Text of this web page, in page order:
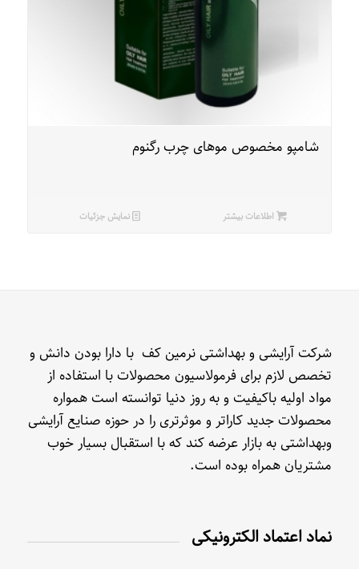
شامپو مخصوص موهای چرب رگنوم
اطلاعات بیشتر نمایش جزئیات
شرکت آرایشی و بهداشتی نرمین کف با دارا بودن دانش و
تخصص لازم برای فرمولاسیون محصولات با استفاده از
مواد اولیه باکیفیت و به روز دنیا توانسته است همواره
محصولات جدید کاراتر و موثرتری را در حوزه صنایع آرایشی
وبهداشتی به بازار عرضه کند که با استقبال بسیار خوب
مشتریان همراه بوده است.
نماد اعتماد الکترونیکی